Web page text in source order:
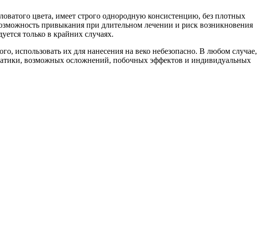
цвета, имеет строго однородную консистенцию, без плотных
привыкания при длительном лечении и риск возникновения
только в крайних случаях.
использовать их для нанесения на веко небезопасно. В любом случае,
возможных осложнений, побочных эффектов и индивидуальных